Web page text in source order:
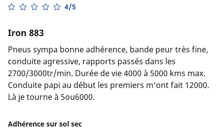
4/5
Iron 883
Pneus sympa bonne adhérence, bande peur très fine,
conduite agressive, rapports passés dans les
2700/3000tr/min. Durée de vie 4000 à 5000 kms max.
Conduite papi au début les premiers m’ont fait 12000.
Là je tourne à 5ou6000.
Adhérence sur sol sec